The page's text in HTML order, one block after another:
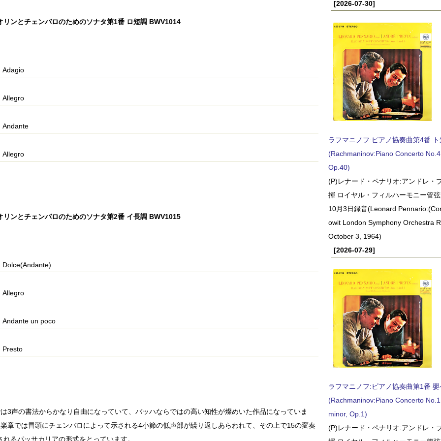
リンとチェンバロのためのソナタ第1番 ロ短調 BWV1014
Adagio
Allegro
Andante
Allegro
リンとチェンバロのためのソナタ第2番 イ長調 BWV1015
Dolce(Andante)
Allegro
Andante un poco
Presto
3声の書法からかなり自由になっていて、バッハならではの高い知性が燦めいた作品になっていま
章では冒頭にチェンバロによって示される4小節の低声部が繰り返しあらわれて、その上で15の変奏
れるパッサカリアの形式をとっています。
[2026-07-30]
ラフマニノフ:ピアノ協奏曲第4番
(Rachmaninov:Piano Concerto
Op.40)
(P)レナード・ペナリオ:アンドレ・
揮 ロイヤル・フィルハーモニー管
10月3日録音(Leonard
owit London Symphony Orchestra
October 3, 1964)
[2026-07-29]
ラフマニノフ:ピアノ協奏曲第1番
(Rachmaninov:Piano Concerto
minor, Op.1)
(P)レナード・ペナリオ:アンドレ・